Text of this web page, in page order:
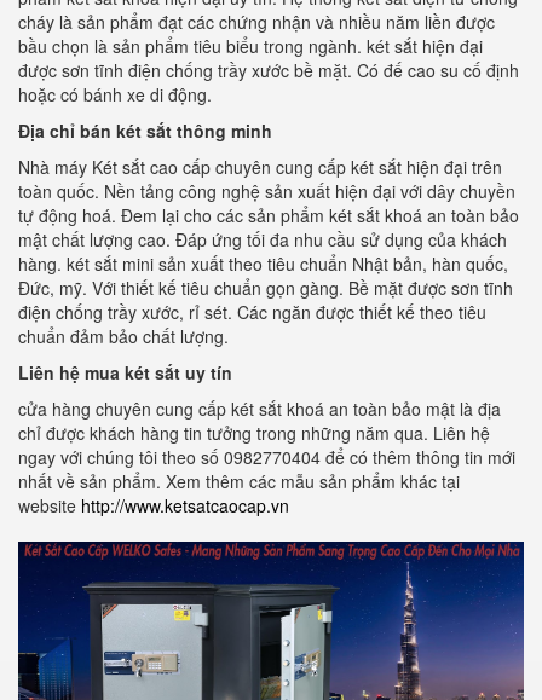
cháy là sản phẩm đạt các chứng nhận và nhiều năm liền được
bầu chọn là sản phẩm tiêu biểu trong ngành. két sắt hiện đại
được sơn tĩnh điện chống trầy xước bề mặt. Có đế cao su cố định
hoặc có bánh xe di động.
Địa chỉ bán két sắt thông minh
Nhà máy Két sắt cao cấp chuyên cung cấp két sắt hiện đại trên
toàn quốc. Nền tảng công nghệ sản xuất hiện đại với dây chuyền
tự động hoá. Đem lại cho các sản phẩm két sắt khoá an toàn bảo
mật chất lượng cao. Đáp ứng tối đa nhu cầu sử dụng của khách
hàng. két sắt mini sản xuất theo tiêu chuẩn Nhật bản, hàn quốc,
Đức, mỹ. Với thiết kế tiêu chuẩn gọn gàng. Bề mặt được sơn tĩnh
điện chống trầy xước, rỉ sét. Các ngăn được thiết kế theo tiêu
chuẩn đảm bảo chất lượng.
Liên hệ mua két sắt uy tín
cửa hàng chuyên cung cấp két sắt khoá an toàn bảo mật là địa
chỉ được khách hàng tin tưởng trong những năm qua. Liên hệ
ngay với chúng tôi theo số 0982770404 để có thêm thông tin mới
nhất về sản phẩm. Xem thêm các mẫu sản phẩm khác tại
website http://www.ketsatcaocap.vn